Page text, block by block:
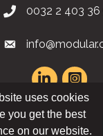
Hydraulic Ridge
(434) 296-
point Schuman
1040 Bruxelles,
0032 2 403 36
uses cookies
you get the best
on our website.